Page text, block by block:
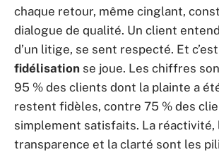
chaque retour, même cinglant,
dialogue de qualité. Un client
d’un litige, se sent respecté. Et
fidélisation se joue. Les chiffres
95 % des clients dont la plainte a
restent fidèles, contre 75 % des
simplement satisfaits. La réactivité,
transparence et la clarté sont les